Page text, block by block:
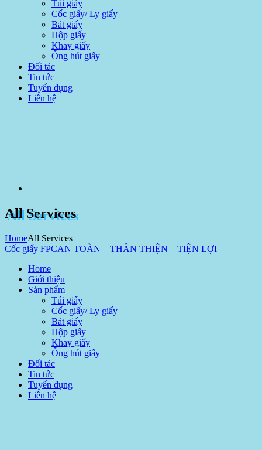
Túi giấy
Cốc giấy/ Ly giấy
Bát giấy
Hộp giấy
Khay giấy
Ống hút giấy
Đối tác
Tin tức
Tuyển dụng
Liên hệ
All Services
HomeAll Services
Cốc giấy FPCAN TOÀN – THÂN THIỆN – TIỆN LỢI
Home
Giới thiệu
Sản phẩm
Túi giấy
Cốc giấy/ Ly giấy
Bát giấy
Hộp giấy
Khay giấy
Ống hút giấy
Đối tác
Tin tức
Tuyển dụng
Liên hệ